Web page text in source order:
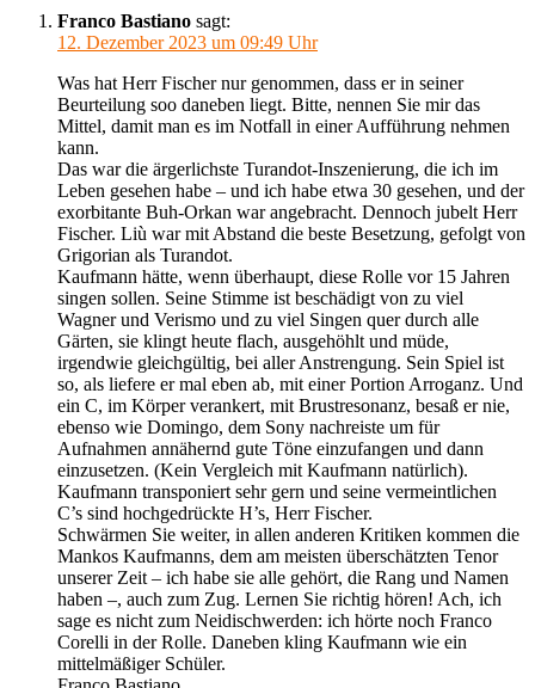
Franco Bastiano sagt:
12. Dezember 2023 um 09:49 Uhr
Was hat Herr Fischer nur genommen, dass er in seiner
Beurteilung soo daneben liegt. Bitte, nennen Sie mir das
Mittel, damit man es im Notfall in einer Aufführung nehmen
kann.
Das war die ärgerlichste Turandot-Inszenierung, die ich im
Leben gesehen habe – und ich habe etwa 30 gesehen, und der
exorbitante Buh-Orkan war angebracht. Dennoch jubelt Herr
Fischer. Liù war mit Abstand die beste Besetzung, gefolgt von
Grigorian als Turandot.
Kaufmann hätte, wenn überhaupt, diese Rolle vor 15 Jahren
singen sollen. Seine Stimme ist beschädigt von zu viel
Wagner und Verismo und zu viel Singen quer durch alle
Gärten, sie klingt heute flach, ausgehöhlt und müde,
irgendwie gleichgültig, bei aller Anstrengung. Sein Spiel ist
so, als liefere er mal eben ab, mit einer Portion Arroganz. Und
ein C, im Körper verankert, mit Brustresonanz, besaß er nie,
ebenso wie Domingo, dem Sony nachreiste um für
Aufnahmen annähernd gute Töne einzufangen und dann
einzusetzen. (Kein Vergleich mit Kaufmann natürlich).
Kaufmann transponiert sehr gern und seine vermeintlichen
C’s sind hochgedrückte H’s, Herr Fischer.
Schwärmen Sie weiter, in allen anderen Kritiken kommen die
Mankos Kaufmanns, dem am meisten überschätzten Tenor
unserer Zeit – ich habe sie alle gehört, die Rang und Namen
haben –, auch zum Zug. Lernen Sie richtig hören! Ach, ich
sage es nicht zum Neidischwerden: ich hörte noch Franco
Corelli in der Rolle. Daneben kling Kaufmann wie ein
mittelmäßiger Schüler.